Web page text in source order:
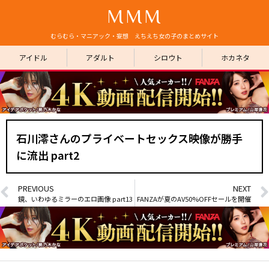
MMM
むらむら・マニアック・妄想 えちえち女の子のまとめサイト
アイドル アダルト シロウト ホカネタ
石川澪さんのプライベートセックス映像が勝手
に流出 part2
PREVIOUS
鏡、いわゆるミラーのエロ画像 part13
NEXT
FANZAが夏のAV50%OFFセールを開催